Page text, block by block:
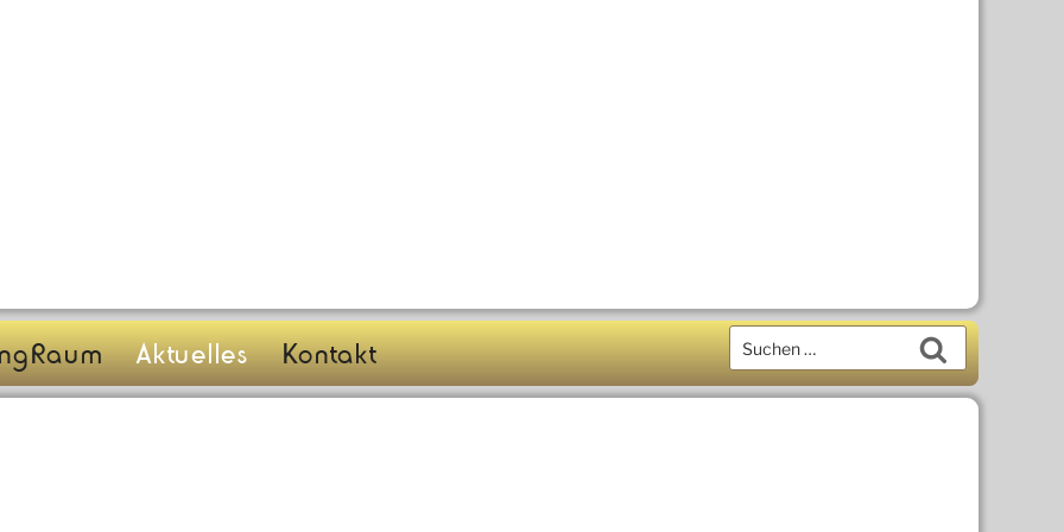
Aktuelles Kontakt
Suchen
nach: